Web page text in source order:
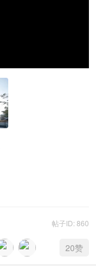
帖子ID: 860
20赞